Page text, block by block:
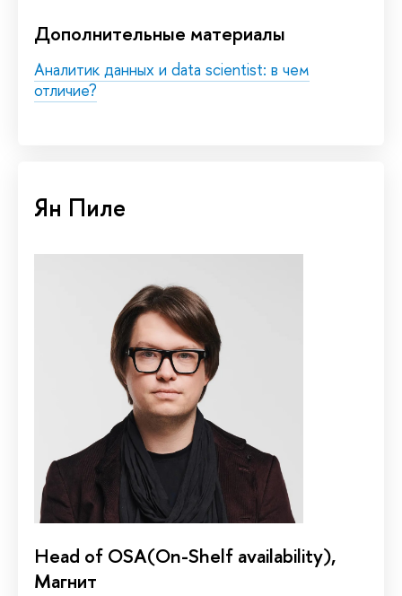
Дополнительные материалы
Аналитик данных и data scientist: в чем
отличие?
Ян Пиле
Head of OSA(On-Shelf availability),
Магнит